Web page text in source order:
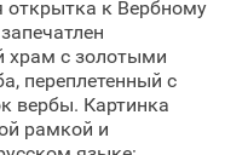
открытка к Вербному
храм с золотыми
переплетенный с
вербы. Картинка
рамкой и